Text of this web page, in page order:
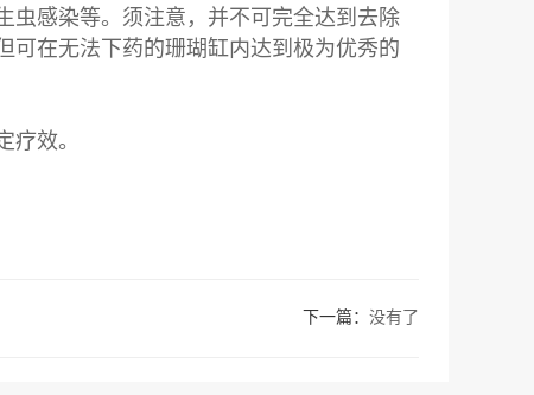
虫感染等。须注意，并不可完全达到去除
可在无法下药的珊瑚缸内达到极为优秀的
效。
下一篇： 没有了